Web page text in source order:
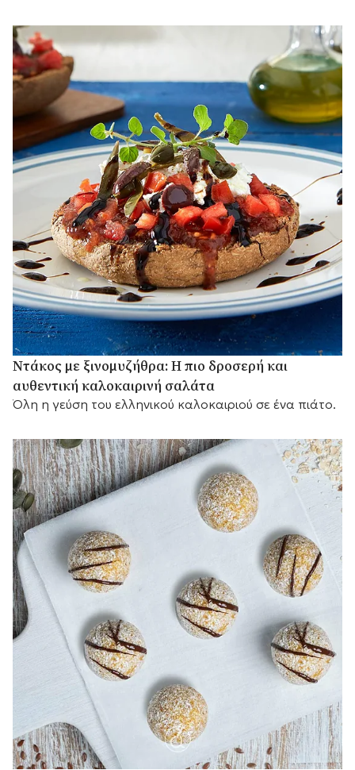
Ντάκος με ξινομυζήθρα: Η πιο δροσερή και
αυθεντική καλοκαιρινή σαλάτα
Όλη η γεύση του ελληνικού καλοκαιριού σε ένα πιάτο.